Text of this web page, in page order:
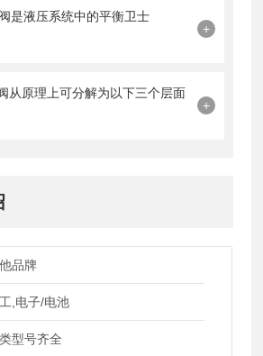
是液压系统中的平衡卫士
+
从原理上可分解为以下三个层面
+
品牌
,电子/电池
型号齐全